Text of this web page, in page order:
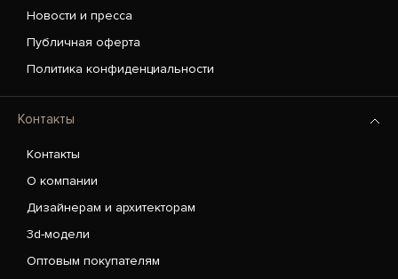
Новости и пресса
Публичная оферта
Политика конфиденциальности
Контакты
Контакты
О компании
Дизайнерам и архитекторам
3d-модели
Оптовым покупателям